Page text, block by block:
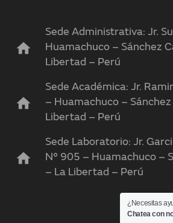
home
Sede Administrativa: Jr.
Huamachuco – Sánchez
Libertad – Perú
home
Sede Académica: Jr.
– Huamachuco –
Libertad – Perú
home
Sede Laboratorio: Jr.
N° 905 – Huamachuco –
– La Libertad – Perú
¿Necesitas
Chatea con